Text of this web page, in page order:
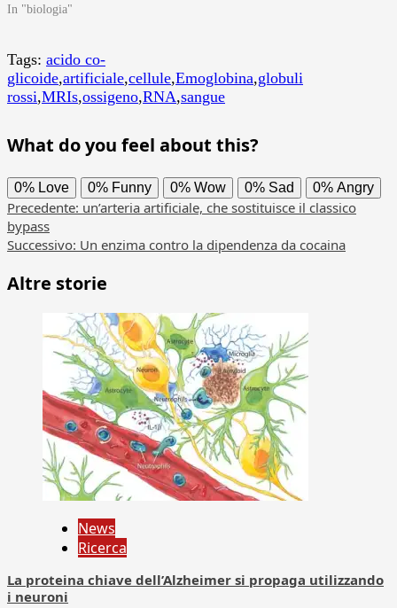
In "biologia"
Tags: acido co-
glicoide,artificiale,cellule,Emoglobina,globuli
rossi,MRIs,ossigeno,RNA,sangue
What do you feel about this?
0% Love 0% Funny 0% Wow 0% Sad 0% Angry
Navigazione
articolo
Precedente: un’arteria artificiale, che sostituisce il classico
bypass
Successivo: Un enzima contro la dipendenza da cocaina
Altre storie
News
Ricerca
La proteina chiave dell’Alzheimer si propaga utilizzando
i neuroni